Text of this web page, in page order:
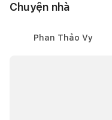
Chuyện nhà
Phan Thảo Vy